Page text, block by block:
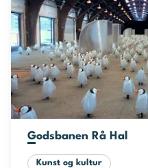
Godsbanen Rå Hal
Kunst og kultur